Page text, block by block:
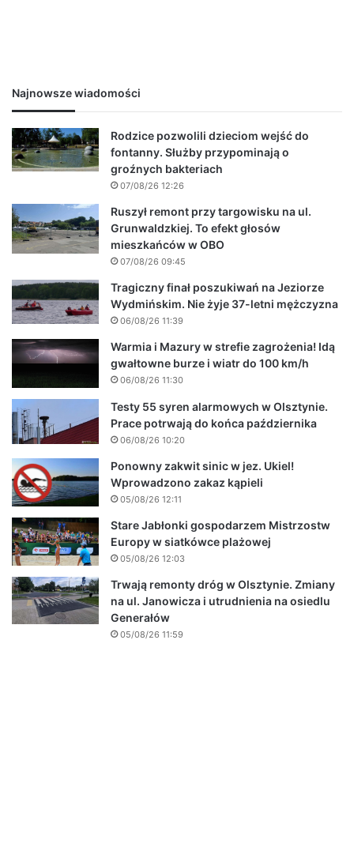
Najnowsze wiadomości
Rodzice pozwolili dzieciom wejść do
fontanny. Służby przypominają o
groźnych bakteriach
07/08/26 12:26
Ruszył remont przy targowisku na ul.
Grunwaldzkiej. To efekt głosów
mieszkańców w OBO
07/08/26 09:45
Tragiczny finał poszukiwań na Jeziorze
Wydmińskim. Nie żyje 37-letni mężczyzna
06/08/26 11:39
Warmia i Mazury w strefie zagrożenia! Idą
gwałtowne burze i wiatr do 100 km/h
06/08/26 11:30
Testy 55 syren alarmowych w Olsztynie.
Prace potrwają do końca października
06/08/26 10:20
Ponowny zakwit sinic w jez. Ukiel!
Wprowadzono zakaz kąpieli
05/08/26 12:11
Stare Jabłonki gospodarzem Mistrzostw
Europy w siatkówce plażowej
05/08/26 12:03
Trwają remonty dróg w Olsztynie. Zmiany
na ul. Janowicza i utrudnienia na osiedlu
Generałów
05/08/26 11:59